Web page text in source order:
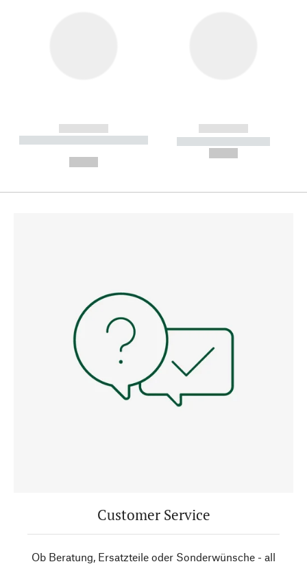
------------
----------- ----------- --------
------------
----------- -----------
Customer Service
Ob Beratung, Ersatzteile oder Sonderwünsche - all